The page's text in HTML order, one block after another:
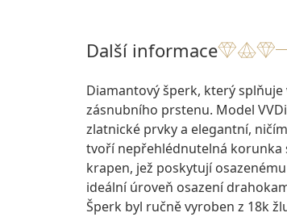
Další informace
Diamantový šperk, který
zásnubního prstenu. Model
zlatnické prvky a elegantní,
tvoří nepřehlédnutelná korunka
krapen, jež poskytují
ideální úroveň osazení
Šperk byl ručně vyroben z 18k